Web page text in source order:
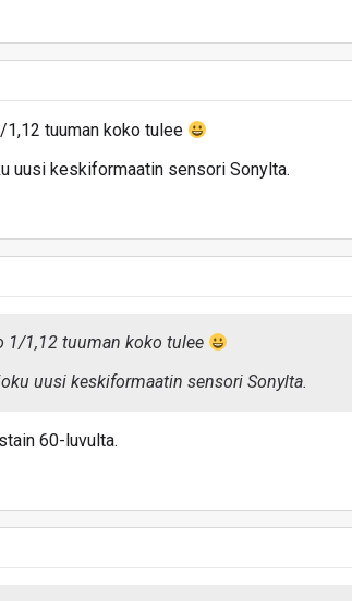
tuuman koko tulee
uusi keskiformaatin sensori Sonylta.
1/1,12 tuuman koko tulee
uusi keskiformaatin sensori Sonylta.
60-luvulta.